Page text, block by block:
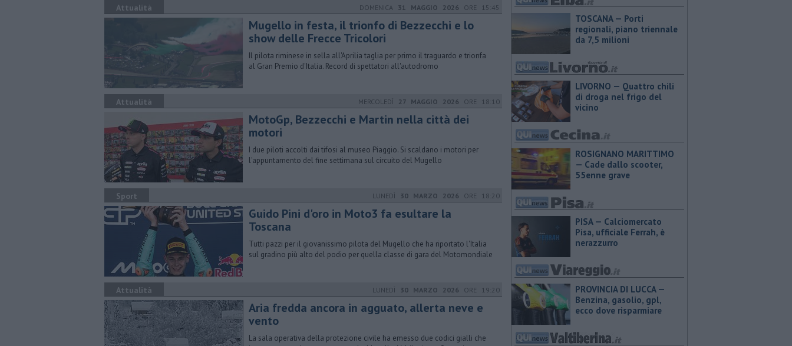
Attualità DOMENICA 31 MAGGIO 2026 ORE 15:45
Mugello in festa, il trionfo di Bezzecchi e lo
show delle Frecce Tricolori
Il pilota riminese in sella all'Aprilia taglia per primo il traguardo e trionfa
al Gran Premio d'Italia. Record di spettatori all'autodromo
Attualità MERCOLEDÌ 27 MAGGIO 2026 ORE 18:10
MotoGp, Bezzecchi e Martin nella città dei
motori
I due piloti accolti dai tifosi al museo Piaggio. Si scaldano i motori per
l'appuntamento del fine settimana sul circuito del Mugello
Sport LUNEDÌ 30 MARZO 2026 ORE 18:20
Guido Pini d'oro in Moto3 fa esultare la
Toscana
Tutti pazzi per il giovanissimo pilota del Mugello che ha riportato l'Italia
sul gradino più alto del podio per quella classe di gara del Motomondiale
Attualità LUNEDÌ 30 MARZO 2026 ORE 19:20
Aria fredda ancora in agguato, allerta neve e
vento
La sala operativa della protezione civile ha emesso due codici gialli che
TOSCANA — Porti
regionali, piano triennale
da 7,5 milioni
LIVORNO — Quattro chili
di droga nel frigo del
vicino
ROSIGNANO MARITTIMO
— Cade dallo scooter,
55enne grave
PISA — Calciomercato
Pisa, ufficiale Ferrah, è
nerazzurro
PROVINCIA DI LUCCA — ​
Benzina, gasolio, gpl,
ecco dove risparmiare